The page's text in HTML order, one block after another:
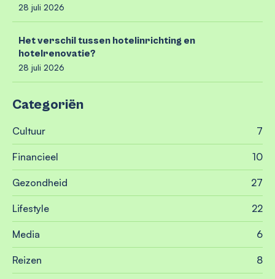
28 juli 2026
Het verschil tussen hotelinrichting en
hotelrenovatie?
28 juli 2026
Categoriën
Cultuur 7
Financieel 10
Gezondheid 27
Lifestyle 22
Media 6
Reizen 8